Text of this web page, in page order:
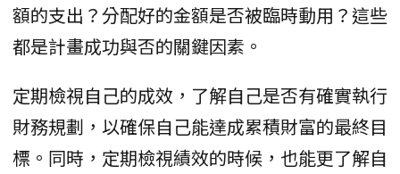
額的支出？分配好的金額是否被臨時動用？這些
都是計畫成功與否的關鍵因素。
定期檢視自己的成效，了解自己是否有確實執行
財務規劃，以確保自己能達成累積財富的最終目
標。同時，定期檢視績效的時候，也能更了解自